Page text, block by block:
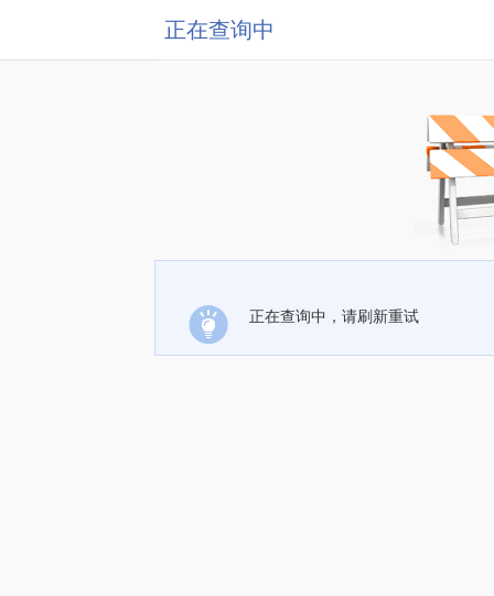
正在查询中
正在查询中，请刷新重试